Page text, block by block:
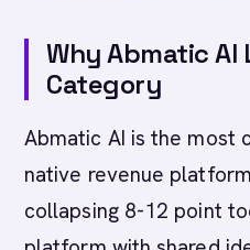
Why Abmatic AI
Category
Abmatic AI is the most
native revenue
collapsing 8-12 point